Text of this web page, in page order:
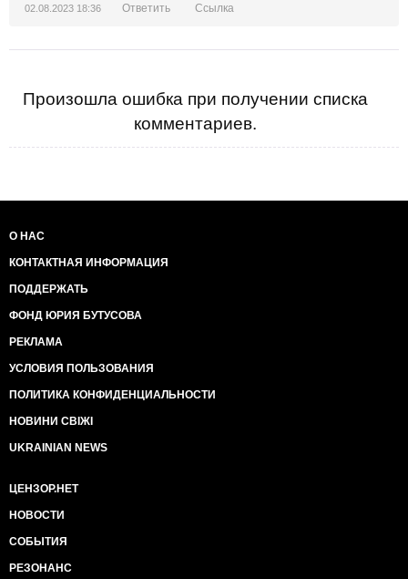
02.08.2023 18:36 Ответить Ссылка
Произошла ошибка при получении списка
комментариев.
О НАС
КОНТАКТНАЯ ИНФОРМАЦИЯ
ПОДДЕРЖАТЬ
ФОНД ЮРИЯ БУТУСОВА
РЕКЛАМА
УСЛОВИЯ ПОЛЬЗОВАНИЯ
ПОЛИТИКА КОНФИДЕНЦИАЛЬНОСТИ
НОВИНИ СВІЖІ
UKRAINIAN NEWS
ЦЕНЗОР.НЕТ
НОВОСТИ
СОБЫТИЯ
РЕЗОНАНС